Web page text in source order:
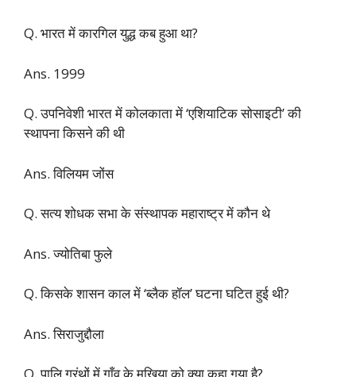
Q. भारत में कारगिल युद्ध कब हुआ था?
Ans. 1999
Q. उपनिवेशी भारत में कोलकाता में ‘एशियाटिक सोसाइटी’ की
स्थापना किसने की थी
Ans. विलियम जोंस
Q. सत्य शोधक सभा के संस्थापक महाराष्ट्र में कौन थे
Ans. ज्योतिबा फुले
Q. किसके शासन काल में ‘ब्लैक हॉल’ घटना घटित हुई थी?
Ans. सिराजुद्दौला